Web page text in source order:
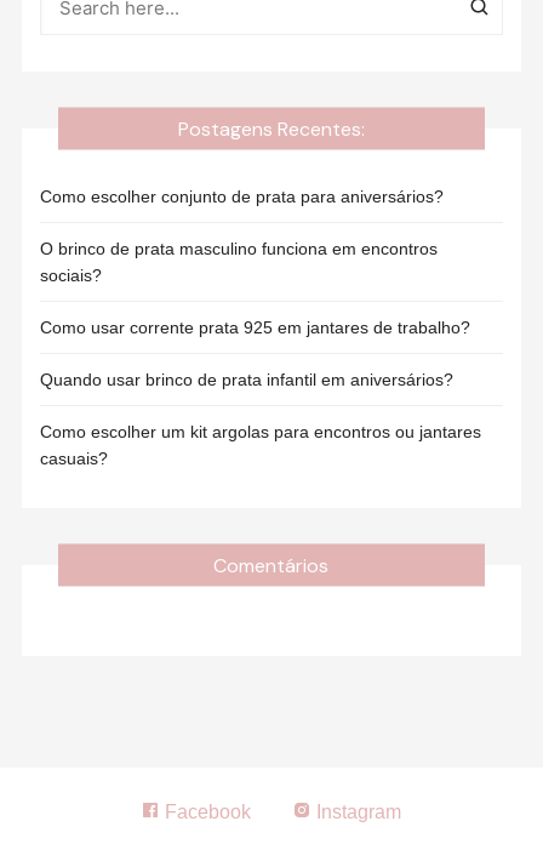
Postagens Recentes:
Como escolher conjunto de prata para aniversários?
O brinco de prata masculino funciona em encontros
sociais?
Como usar corrente prata 925 em jantares de trabalho?
Quando usar brinco de prata infantil em aniversários?
Como escolher um kit argolas para encontros ou jantares
casuais?
Comentários
Facebook Instagram